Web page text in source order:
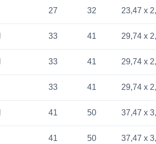
27 32 23,47 x
33 41 29,74 x
33 41 29,74 x
33 41 29,74 x
41 50 37,47 x
41 50 37,47 x